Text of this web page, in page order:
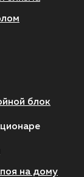
блок
на дому